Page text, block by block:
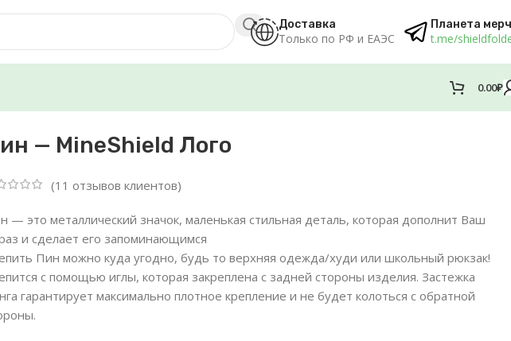
Доставка
Только по РФ и ЕАЭС
Планета
t.me/
0.00₽
— MineShield Лого
(11 отзывов клиентов)
— это металлический значок, маленькая стильная деталь, которая дополнит Ваш
и сделает его запоминающимся
Пин можно куда угодно, будь то верхняя одежда/худи или школьный рюкзак!
с помощью иглы, которая закреплена с задней стороны изделия. Застежка
гарантирует максимально плотное крепление и не будет колоться с обратной